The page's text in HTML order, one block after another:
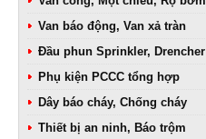
Van báo động, Van xả tràn
Đầu phun Sprinkler, Drencher
Phụ kiện PCCC tổng hợp
Dây báo cháy, Chống cháy
Thiết bị an ninh, Báo trộm